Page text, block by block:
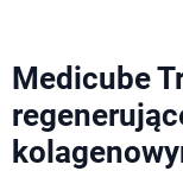
Medicube